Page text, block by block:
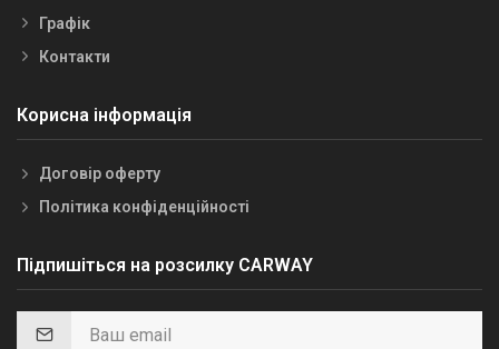
Графік
Контакти
Корисна інформація
Договір оферту
Політика конфіденційності
Підпишіться на розсилку CARWAY